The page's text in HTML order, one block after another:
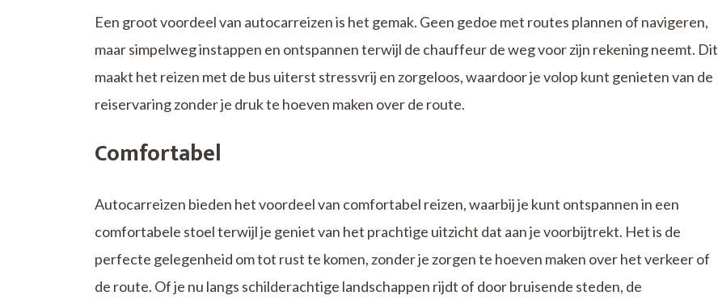
Een groot voordeel van autocarreizen is het gemak. Geen gedoe met routes plannen of navigeren,
maar simpelweg instappen en ontspannen terwijl de chauffeur de weg voor zijn rekening neemt. Dit
maakt het reizen met de bus uiterst stressvrij en zorgeloos, waardoor je volop kunt genieten van de
reiservaring zonder je druk te hoeven maken over de route.
Comfortabel
Autocarreizen bieden het voordeel van comfortabel reizen, waarbij je kunt ontspannen in een
comfortabele stoel terwijl je geniet van het prachtige uitzicht dat aan je voorbijtrekt. Het is de
perfecte gelegenheid om tot rust te komen, zonder je zorgen te hoeven maken over het verkeer of
de route. Of je nu langs schilderachtige landschappen rijdt of door bruisende steden, de